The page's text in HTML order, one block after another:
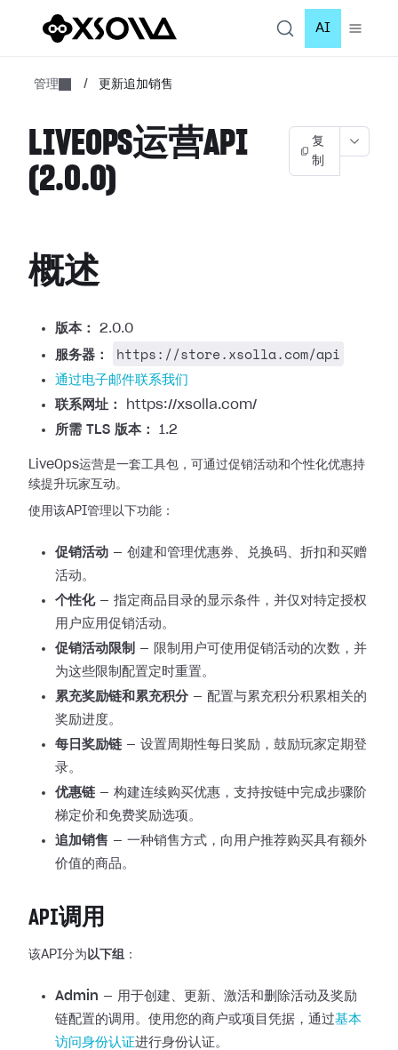
AI
管理 / 更新追加销售
LIVEOPS运营API
(2.0.0)
复
制
概述
版本：
2.0.0
服务器：
https://store.xsolla.com/api
通过电子邮件联系我们
联系网址：
https://xsolla.com/
所需 TLS 版本：
1.2
LiveOps运营是一套工具包，可通过促销活动和个性化优惠持
续提升玩家互动。
使用该API管理以下功能：
促销活动 — 创建和管理优惠券、兑换码、折扣和买赠
活动。
个性化— 指定商品目录的显示条件，并仅对特定授权
用户应用促销活动。
促销活动限制 — 限制用户可使用促销活动的次数，并
为这些限制配置定时重置。
累充奖励链和累充积分 — 配置与累充积分积累相关的
奖励进度。
每日奖励链 — 设置周期性每日奖励，鼓励玩家定期登
录。
优惠链 — 构建连续购买优惠，支持按链中完成步骤阶
梯定价和免费奖励选项。
追加销售 — 一种销售方式，向用户推荐购买具有额外
价值的商品。
API调用
该API分为以下组 ：
Admin — 用于创建、更新、激活和删除活动及奖励
链配置的调用。使用您的商户或项目凭据，通过基本
访问身份认证进行身份认证。